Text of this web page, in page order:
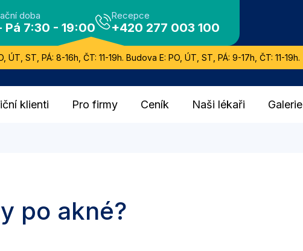
doba
Pá 7:30 - 19:00
Recepce
+420 277 003 100
ST, PÁ: 8-16h, ČT: 11-19h. Budova E: PO, ÚT, ST, PÁ: 9-17h, ČT: 11-19h.
klienti Pro firmy Ceník Naši lékaři Galerie
po akné?